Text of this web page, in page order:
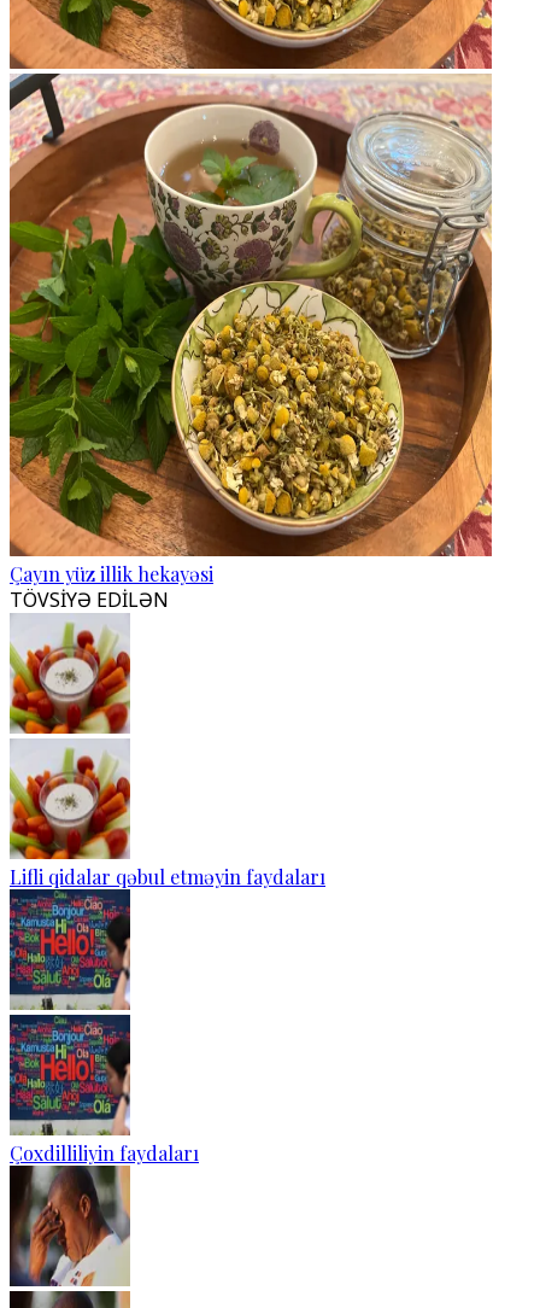
Çayın yüz illik hekayəsi
TÖVSİYƏ EDİLƏN
Lifli qidalar qəbul etməyin faydaları
Çoxdilliliyin faydaları